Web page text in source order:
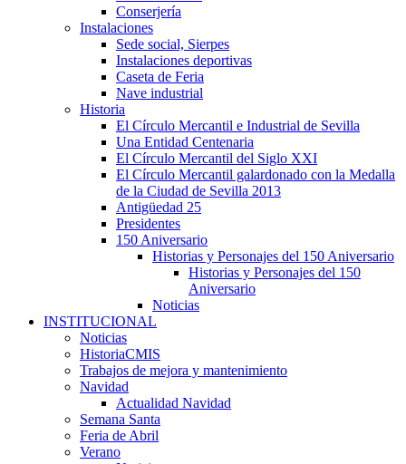
Conserjería
Instalaciones
Sede social, Sierpes
Instalaciones deportivas
Caseta de Feria
Nave industrial
Historia
El Círculo Mercantil e Industrial de Sevilla
Una Entidad Centenaria
El Círculo Mercantil del Siglo XXI
El Círculo Mercantil galardonado con la Medalla
de la Ciudad de Sevilla 2013
Antigüedad 25
Presidentes
150 Aniversario
Historias y Personajes del 150 Aniversario
Historias y Personajes del 150
Aniversario
Noticias
INSTITUCIONAL
Noticias
HistoriaCMIS
Trabajos de mejora y mantenimiento
Navidad
Actualidad Navidad
Semana Santa
Feria de Abril
Verano